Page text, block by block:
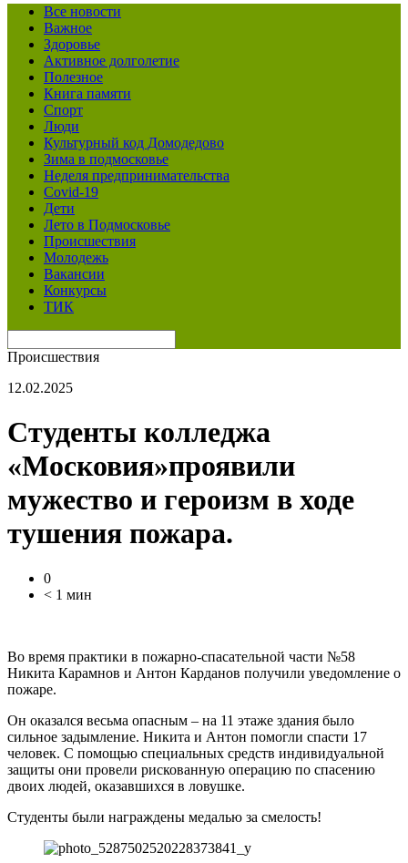
Все новости
Важное
Здоровье
Активное долголетие
Полезное
Книга памяти
Спорт
Люди
Культурный код Домодедово
Зима в подмосковье
Неделя предпринимательства
Covid-19
Дети
Лето в Подмосковье
Происшествия
Молодежь
Вакансии
Конкурсы
ТИК
Происшествия
12.02.2025
Студенты колледжа
«Московия»проявили
мужество и героизм в ходе
тушения пожара.
0
< 1 мин
Во время практики в пожарно-спасательной части №58
Никита Карамнов и Антон Карданов получили уведомление о
пожаре.
Он оказался весьма опасным – на 11 этаже здания было
сильное задымление. Никита и Антон помогли спасти 17
человек. С помощью специальных средств индивидуальной
защиты они провели рискованную операцию по спасению
двоих людей, оказавшихся в ловушке.
Студенты были награждены медалью за смелость!